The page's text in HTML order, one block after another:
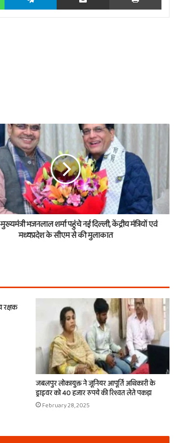
भजनलाल शर्मा पहुंचे नई दिल्ली, केंद्रीय मंत्रियों एवं
मध्यप्रदेश के सीएम से की मुलाकात
रक्षक
जबलपुर लोकायुक्त ने जूनियर आपूर्ति अधिकारी के
ड्राइवर को 40 हजार रुपये की रिश्वत लेते पकड़ा
February 28, 2025